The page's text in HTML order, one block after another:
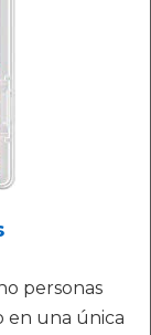
personas
en una única